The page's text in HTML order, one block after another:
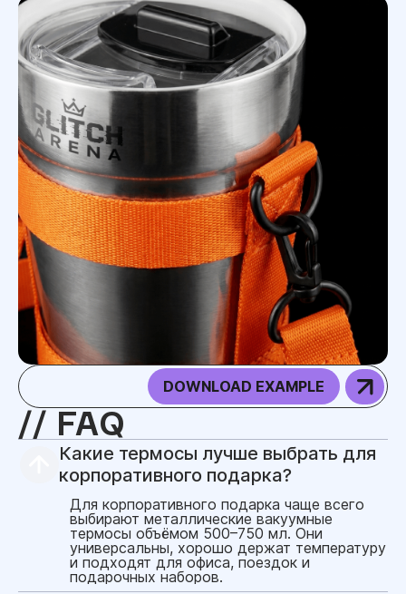
DOWNLOAD EXAMPLE
FAQ
Какие термосы лучше выбрать для
корпоративного подарка?
Для корпоративного подарка чаще всего
выбирают металлические вакуумные
термосы объёмом 500–750 мл. Они
универсальны, хорошо держат температуру
и подходят для офиса, поездок и
подарочных наборов.